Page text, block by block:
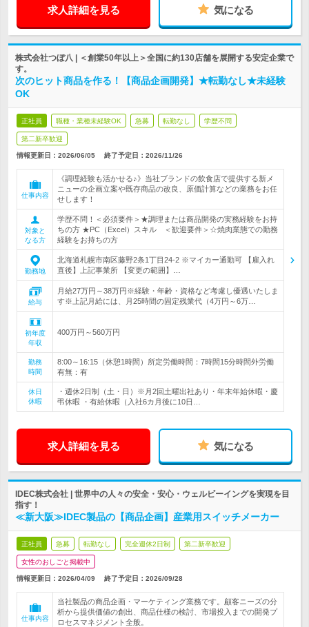
求人詳細を見る 気になる
株式会社つぼ八 | ＜創業50年以上＞全国に約130店舗を展開する安定企業で
す。
次のヒット商品を作る！【商品企画開発】★転勤なし★未経験
OK
正社員 職種・業種未経験OK 急募 転勤なし 学歴不問
第二新卒歓迎
情報更新日：2026/06/05 終了予定日： 2026/11/26
仕事内容
《調理経験も活かせる♪》当社ブランドの飲食店で提供する新メ
ニューの企画立案や既存商品の改良、原価計算などの業務をお任
せします！
対象と
なる方
学歴不問！＜必須要件＞★調理または商品開発の実務経験をお持
ちの方 ★PC（Excel）スキル ＜歓迎要件＞☆焼肉業態での勤務
経験をお持ちの方
勤務地
北海道札幌市南区藤野2条1丁目24-2 ※マイカー通勤可 【雇入れ
直後】上記事業所 【変更の範囲】…
給与
月給27万円～38万円※経験・年齢・資格など考慮し優遇いたしま
す※上記月給には、月25時間の固定残業代（4万円～6万…
初年度
年収
400万円～560万円
勤務
時間
8:00～16:15（休憩1時間）所定労働時間：7時間15分時間外労働
有無：有
休日
休暇
・週休2日制（土・日）※月2回土曜出社あり・年末年始休暇・慶
弔休暇 ・有給休暇（入社6カ月後に10日…
求人詳細を見る 気になる
IDEC株式会社 | 世界中の人々の安全・安心・ウェルビーイングを実現を目
指す！
≪新大阪≫IDEC製品の【商品企画】産業用スイッチメーカー
正社員 急募 転勤なし 完全週休2日制 第二新卒歓迎
女性のおしごと掲載中
情報更新日：2026/04/09 終了予定日： 2026/09/28
仕事内容
当社製品の商品企画・マーケティング業務です。顧客ニーズの分
析から提供価値の創出、商品仕様の検討、市場投入までの開発プ
ロセスマネジメント全般。